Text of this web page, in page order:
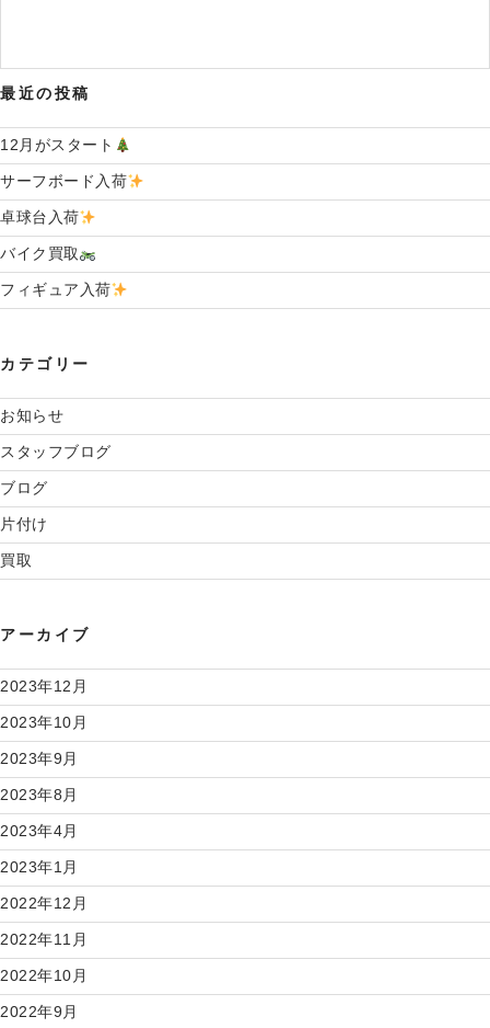
最近の投稿
12月がスタート
サーフボード入荷
卓球台入荷
バイク買取
フィギュア入荷
カテゴリー
お知らせ
スタッフブログ
ブログ
片付け
買取
アーカイブ
2023年12月
2023年10月
2023年9月
2023年8月
2023年4月
2023年1月
2022年12月
2022年11月
2022年10月
2022年9月